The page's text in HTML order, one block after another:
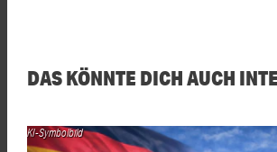
DAS KÖNNTE DICH AUCH
KI-Symbolbild